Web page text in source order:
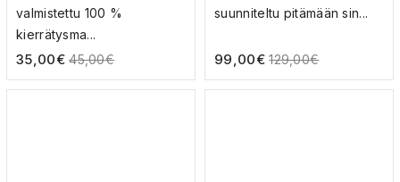
valmistettu 100 %
kierrätysma...
35,00€ 45,00€
suunniteltu pitämään sin...
99,00€ 129,00€